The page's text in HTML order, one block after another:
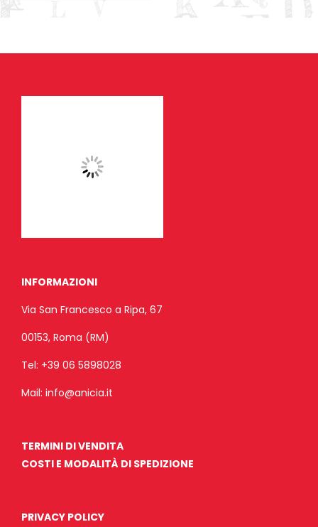
INFORMAZIONI
Via San Francesco a Ripa, 67
00153, Roma (RM)
Tel: +39 06 5898028
Mail: info@anicia.it
TERMINI DI VENDITA
COSTI E MODALITÀ DI SPEDIZIONE
PRIVACY POLICY